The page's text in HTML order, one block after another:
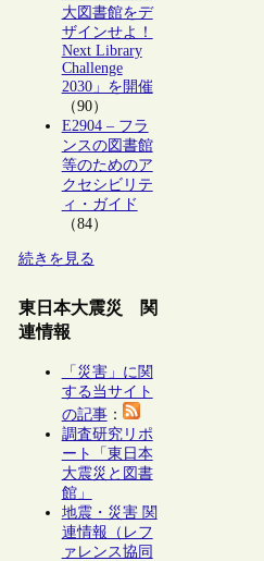
大図書館をデ
ザインせよ！
Next Library
Challenge
2030」を開催
（90）
E2904 – フラ
ンスの図書館
等のためのア
クセシビリテ
ィ・ガイド
（84）
続きを見る
東日本大震災 関
連情報
「災害」に関
する当サイト
の記事：
調査研究リポ
ート「東日本
大震災と図書
館」
地震・災害 関
連情報（レフ
ァレンス協同